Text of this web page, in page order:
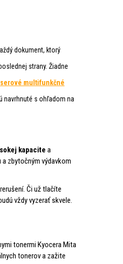
dokument, ktorý
strany. Žiadne
multifunkčné
navrhnuté s ohľadom na
kapacite a
zbytočným výdavkom
Či už tlačíte
vždy vyzerať skvele.
tonermi Kyocera Mita
tonerov a zažite